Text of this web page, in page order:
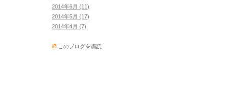
2014年6月 (11)
2014年5月 (17)
2014年4月 (7)
このブログを購読